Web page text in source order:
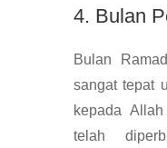
4. Bulan
Bulan
sangat tepat
kepada
telah